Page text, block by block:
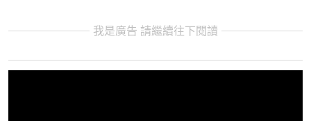
我是廣告 請繼續往下閱讀